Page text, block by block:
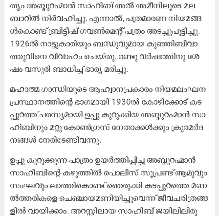
ത്യം അ​ബ്ദു​റ​ഹ്മാ​ൻ സാ​ഹി​ബ് അ​ൽ അ​മീ​നി​ലൂ​ടെ മ​ല​
ബാ​റി​ൽ നി​ർ​വ​ഹി​ച്ചു. എ​ന്നാ​ൽ, പ​ത്ര​മാ​ര​ണ നി​യ​മ​ങ്ങ​
ൾ​കൊ​ണ്ട് ബ്രി​ട്ടീ​ഷ് ഗ​വ​ൺ​മെ​ന്റ് പ​ത്രം അ​ട​ച്ചു​പൂ​ട്ടി​ച്ചു.
1926ൽ ​നാ​ട്ടു​കാ​രി​യും ബ​ന്ധു​വു​മാ​യ കു​ഞ്ഞി​ബീ​വാ​
ത്തു​വി​നെ വി​വാ​ഹം ചെ​യ്തു. ര​ണ്ടു വ​ർ​ഷ​ത്തി​നു ശേ​
ഷം വ​സൂ​രി ബാ​ധി​ച്ച് ഭാ​ര്യ മ​രി​ച്ചു.
മ​ഹാ​ത്മ ഗാ​ന്ധി​യു​ടെ ആ​ഹ്വാ​ന​പ്ര​കാ​രം നി​യ​മ​ലം​ഘ​ന
പ്ര​സ്ഥാ​ന​ത്തി​ന്റെ ഭാ​ഗ​മാ​യി 1930ൽ ​കോ​ഴി​ക്കോ​ട് ക​ട​
പ്പു​റ​ത്ത് പ​ര​സ്യ​മാ​യി ഉ​പ്പു കു​റു​ക്കി​യ അ​ബ്ദു​റ​ഹ്മാ​ൻ സാ​
ഹി​ബി​നും മ​റ്റു കോ​ൺ​ഗ്ര​സ് നേ​താ​ക്ക​ൾ​ക്കും ക്രൂ​ര​മ​ർ​ദ​
ന​ങ്ങ​ൾ നേ​രി​ടേ​ണ്ടി​വ​ന്നു.
ഉ​പ്പു കു​റു​ക്കു​ന്ന പാ​ത്രം ഉ​യ​ർ​ത്തി​പ്പി​ച്ച അ​ബ്ദു​റ​ഹ്മാ​ൻ
സാ​ഹി​ബി​ന്റെ ക​ഴു​ത്തി​ൽ പൊ​ലീ​സ് സൂ​പ്ര​ണ്ട് ആ​മു​വും
സം​ഘ​വും ലാ​ത്തി​കൊ​ണ്ട് ഞെ​രു​ക്കി ക​ട​പ്പു​റ​ത്തെ മ​ണ​
ൽ​ത്ത​രി​ക​ളെ ചെ​ഞ്ചാ​യ​മ​ണി​യി​ച്ചു​വെ​ന്ന് ജീ​വ​ച​രി​ത്ര​ങ്ങ​
ളി​ൽ വാ​യി​ക്കാം. അ​റ​സ്റ്റി​ലാ​യ സാ​ഹി​ബ് ജ​യി​ലി​ലി​രു​